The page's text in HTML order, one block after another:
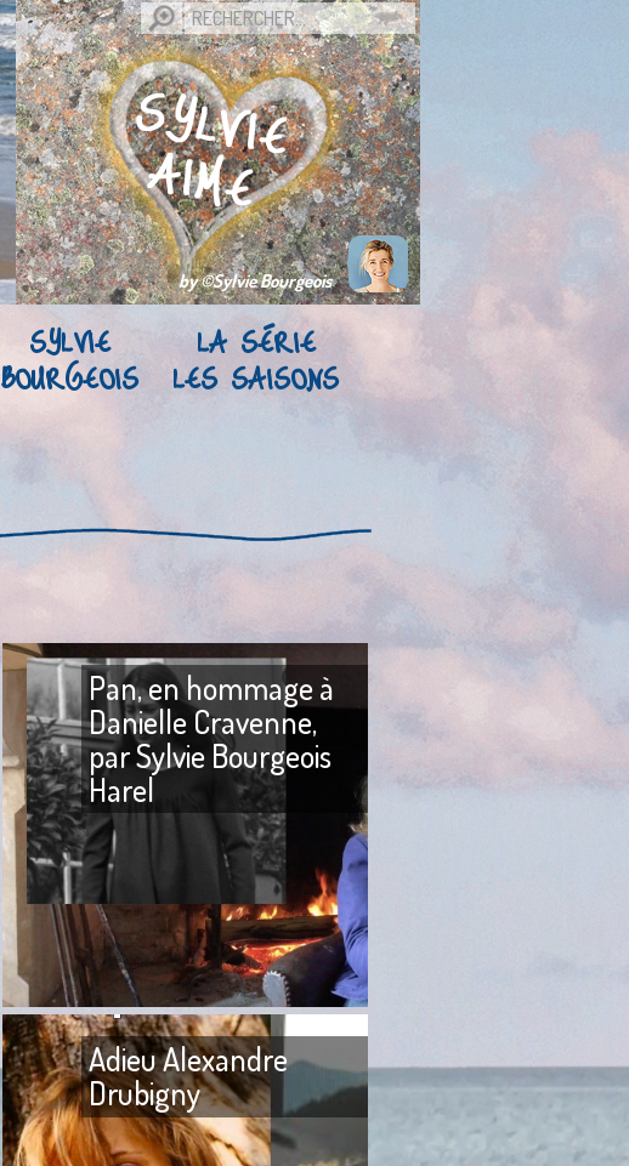
by ©Sylvie Bourgeois
SYLVIE
BOURGEOIS
LA SÉRIE
LES SAISONS
Buzz Aldrin La Pleine Lune du
Loup me fait penser à une
rencontre lunaire. Nous
sommes fin 2003 ou début
2004,
Pan, en hommage à
Danielle Cravenne,
par Sylvie Bourgeois
Harel
Adieu Alexandre
Drubigny